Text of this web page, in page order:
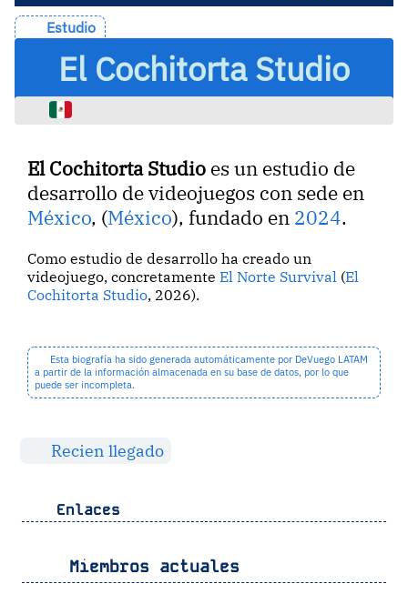
Estudio
El Cochitorta Studio
El Cochitorta Studio es un estudio de
desarrollo de videojuegos con sede en
México, (México), fundado en 2024.
Como estudio de desarrollo ha creado un
videojuego, concretamenteEl Norte Survival (El
Cochitorta Studio, 2026).
Esta biografía ha sido generada automáticamente por DeVuego LATAM
a partir de la información almacenada en su base de datos, por lo que
puede ser incompleta.
Recien llegado
Enlaces
Miembros actuales